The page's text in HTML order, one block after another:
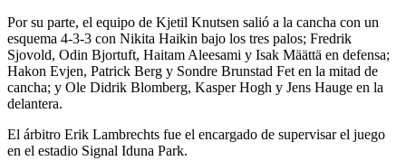
Por su parte, el equipo de Kjetil Knutsen salió a la cancha con un
esquema 4-3-3 con Nikita Haikin bajo los tres palos; Fredrik
Sjovold, Odin Bjortuft, Haitam Aleesami y Isak Määttä en defensa;
Hakon Evjen, Patrick Berg y Sondre Brunstad Fet en la mitad de
cancha; y Ole Didrik Blomberg, Kasper Hogh y Jens Hauge en la
delantera.
El árbitro Erik Lambrechts fue el encargado de supervisar el juego
en el estadio Signal Iduna Park.